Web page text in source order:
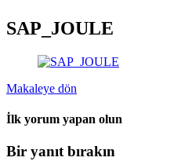
SAP_JOULE
Makaleye dön
İlk yorum yapan olun
Bir yanıt bırakın